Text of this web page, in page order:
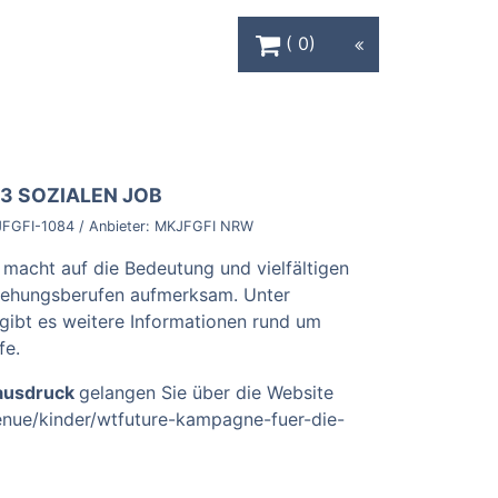
0
SOZIALEN JOB
1084 / Anbieter: MKJFGFI NRW
macht auf die Bedeutung und vielfältigen
aufmerksam. Unter
gibt es weitere Informationen rund um
gelangen Sie über die Website
kinder/wtfuture-kampagne-fuer-die-